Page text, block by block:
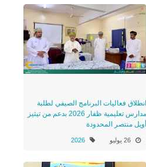
انطلاق فعاليات البرنامج الصيفي لطلبة
مدارس تعليمية ظفار 2026 بدعم من تيثيز
أويل منتصر المحدودة
26 يوليو 2026